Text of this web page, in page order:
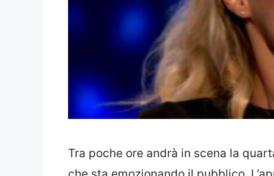
Tra poche ore andrà in scena la